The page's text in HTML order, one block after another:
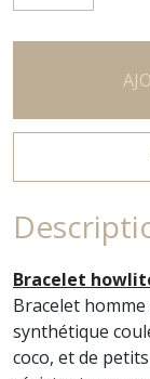
Bracelet
Bracelet
synthétique
coco, et de